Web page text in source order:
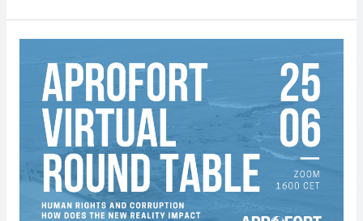
Mesa
Redonda
Virtual
sobre
Direitos
Humanos